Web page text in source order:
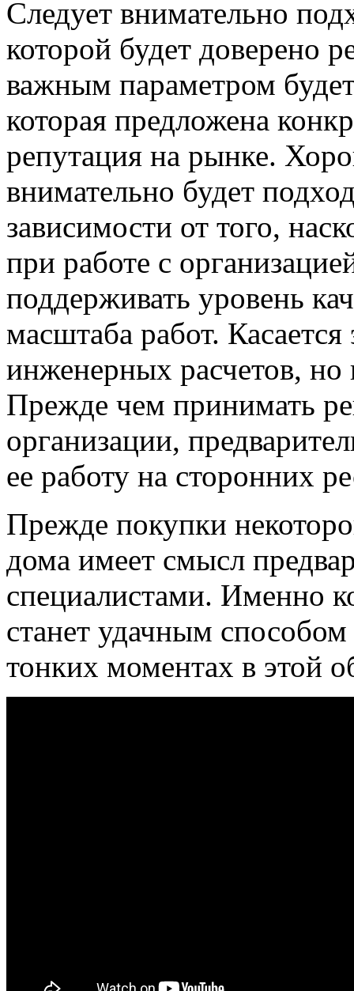
Следует внимательно
которой будет доверено
важным параметром
которая предложена
репутация на рынке.
внимательно будет
зависимости от того,
при работе с
поддерживать уровень
масштаба работ. Касается
инженерных расчетов, но
Прежде чем принимать
организации,
ее работу на сторонних
Прежде покупки
дома имеет смысл
специалистами. Именно
станет удачным
тонких моментах в этой